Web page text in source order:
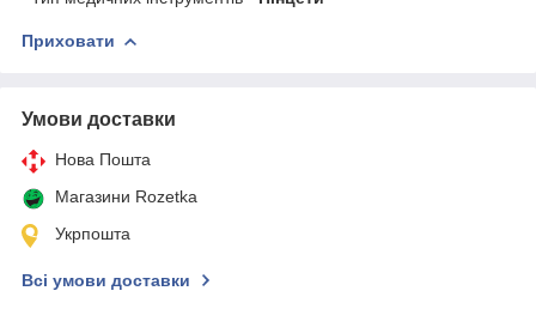
Приховати
Умови доставки
Нова Пошта
Магазини Rozetka
Укрпошта
Всі умови доставки